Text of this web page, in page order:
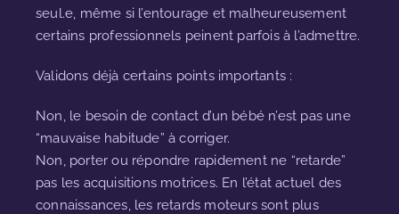
seul.e, même si l’entourage et malheureusement
certains professionnels peinent parfois à l’admettre.
Validons déjà certains points importants :
Non, le besoin de contact d’un bébé n’est pas une
“mauvaise habitude” à corriger.
Non, porter ou répondre rapidement ne “retarde”
pas les acquisitions motrices. En l’état actuel des
connaissances, les retards moteurs sont plus